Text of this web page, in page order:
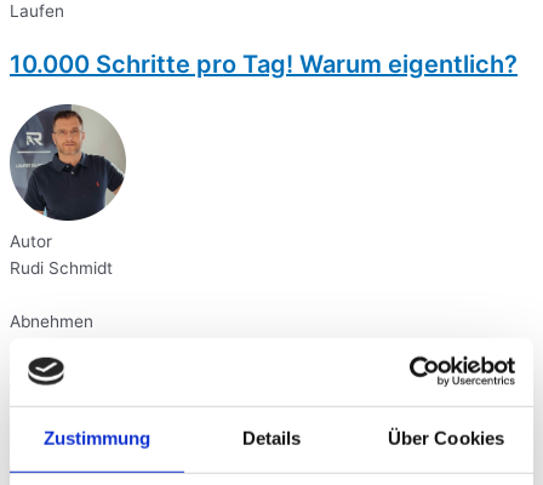
Zustimmung Details Über Cookies
Laufen
10.000 Schritte pro Tag! Warum eigentlich?
Autor
Rudi Schmidt
Abnehmen
Die verschiedenen Arten von Bauchfett